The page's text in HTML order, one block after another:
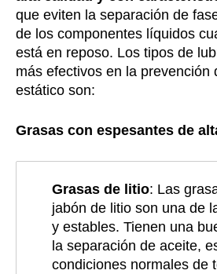
que eviten la separación de
de los componentes líquidos
está en reposo. Los tipos de
más efectivos en la prevención
estático son:
Grasas con espesantes de
Grasas de litio: Las
jabón de litio son una de
y estables. Tienen una
la separación de aceite,
condiciones normales de